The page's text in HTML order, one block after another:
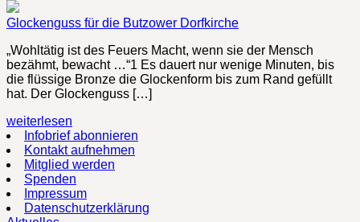
Glockenguss für die Butzower Dorfkirche
„Wohltätig ist des Feuers Macht, wenn sie der Mensch
bezähmt, bewacht …“1 Es dauert nur wenige Minuten, bis
die flüssige Bronze die Glockenform bis zum Rand gefüllt
hat. Der Glockenguss […]
weiterlesen
Infobrief abonnieren
Kontakt aufnehmen
Mitglied werden
Spenden
Impressum
Datenschutzerklärung